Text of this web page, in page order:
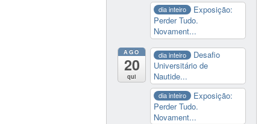
dia inteiro
Exposição:
Perder Tudo.
Novament...
AGO
20
qui
dia inteiro
Desafio
Universitário de
Nautide...
dia inteiro
Exposição:
Perder Tudo.
Novament...